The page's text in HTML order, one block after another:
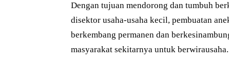
Dengan tujuan mendorong dan tumbuh
disektor usaha-usaha kecil, pembuatan
berkembang permanen dan
masyarakat sekitarnya untuk berwirausaha.